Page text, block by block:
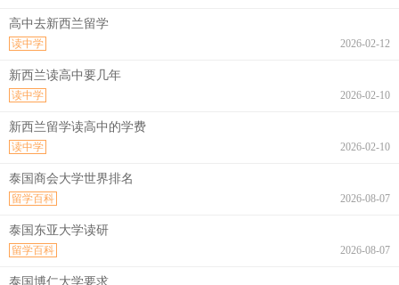
高中去新西兰留学
2026-02-12
读中学
新西兰读高中要几年
2026-02-10
读中学
新西兰留学读高中的学费
2026-02-10
读中学
泰国商会大学世界排名
2026-08-07
留学百科
泰国东亚大学读研
2026-08-07
留学百科
泰国博仁大学要求